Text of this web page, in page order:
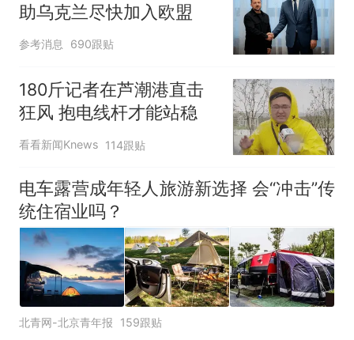
助乌克兰尽快加入欧盟
参考消息 690跟贴
180斤记者在芦潮港直击
狂风 抱电线杆才能站稳
看看新闻Knews 114跟贴
电车露营成年轻人旅游新选择 会“冲击”传
统住宿业吗？
北青网-北京青年报 159跟贴